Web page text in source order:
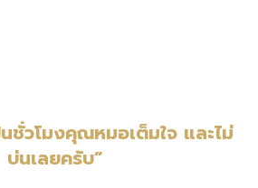
ชั่วโมงคุณหมอเต็มใจ และไม่
บ่นเลยครับ”